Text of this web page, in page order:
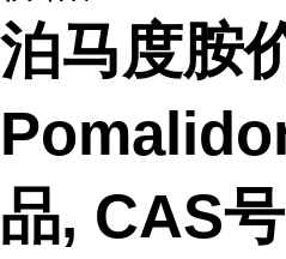
泊马度胺
品, CAS